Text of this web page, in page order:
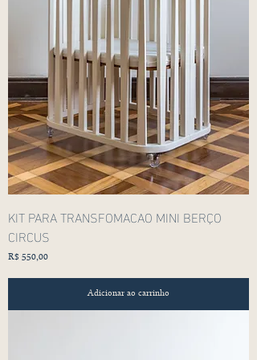
KIT PARA TRANSFOMACAO MINI BERÇO
CIRCUS
Preço
R$ 550,00
Adicionar ao carrinho